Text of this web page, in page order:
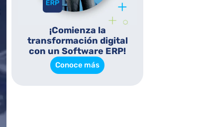
¡Comienza la
transformación digital
con un Software ERP!
Conoce más